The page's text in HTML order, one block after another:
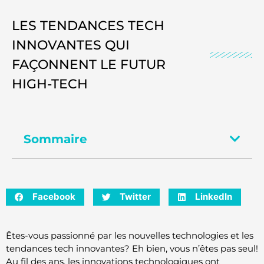
LES TENDANCES TECH
INNOVANTES QUI
FAÇONNENT LE FUTUR
HIGH-TECH
Sommaire
Facebook Twitter LinkedIn
Êtes-vous passionné par les nouvelles technologies et les
tendances tech innovantes? Eh bien, vous n’êtes pas seul!
Au fil des ans, les innovations technologiques ont